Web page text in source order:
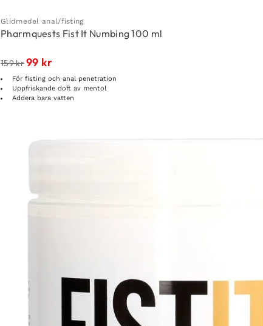
Glidmedel anal/fisting
Pharmquests Fist It Numbing 100 ml
159kr99 kr
För fisting och anal penetration
Uppfriskande doft av mentol
Addera bara vatten